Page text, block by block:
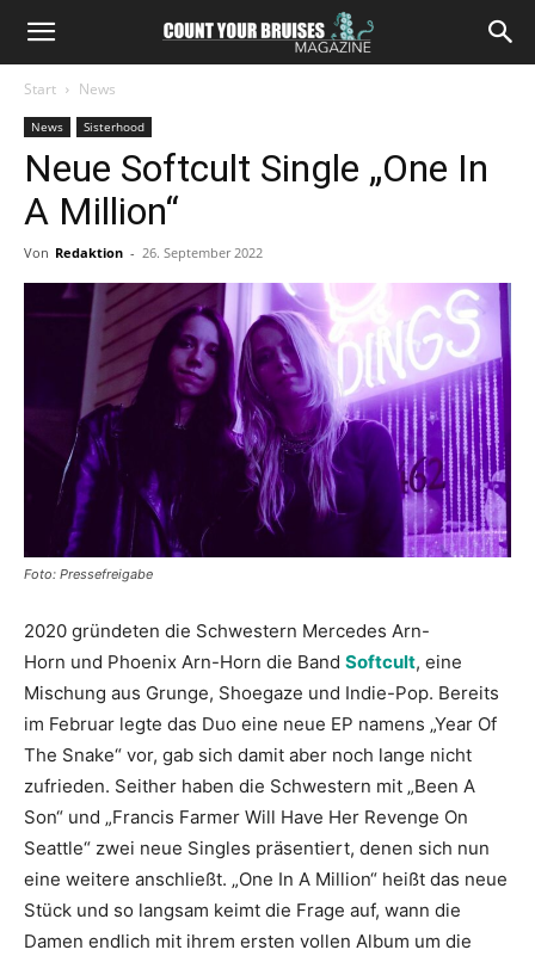
Start News
News Sisterhood
Neue Softcult Single „One In
A Million“
Von Redaktion - 26. September 2022
Foto: Pressefreigabe
2020 gründeten die Schwestern Mercedes Arn-
Horn und Phoenix Arn-Horn die Band Softcult, eine
Mischung aus Grunge, Shoegaze und Indie-Pop. Bereits
im Februar legte das Duo eine neue EP namens „Year Of
The Snake“ vor, gab sich damit aber noch lange nicht
zufrieden. Seither haben die Schwestern mit „Been A
Son“ und „Francis Farmer Will Have Her Revenge On
Seattle“ zwei neue Singles präsentiert, denen sich nun
eine weitere anschließt. „One In A Million“ heißt das neue
Stück und so langsam keimt die Frage auf, wann die
Damen endlich mit ihrem ersten vollen Album um die